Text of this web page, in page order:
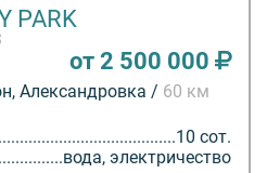
PARK
от 2 500 000
Александровка / 60 км
10 сот.
вода, электричество